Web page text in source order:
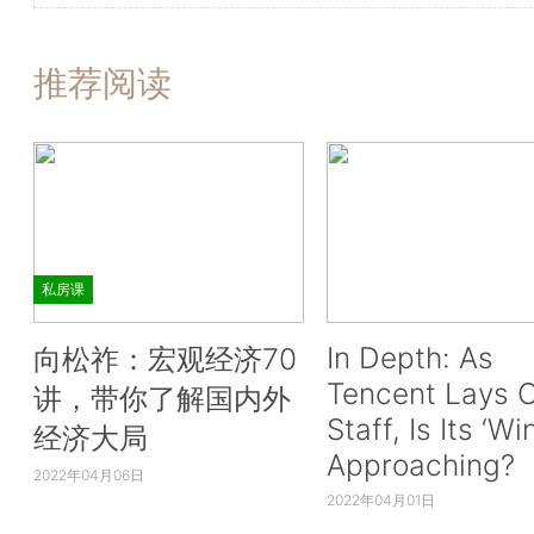
推荐阅读
私房课
向松祚：宏观经济70
讲，带你了解国内外
经济大局
2022年04月06日
In Depth: As
Tencent Lays
Staff, Is Its
Approaching?
2022年04月01日